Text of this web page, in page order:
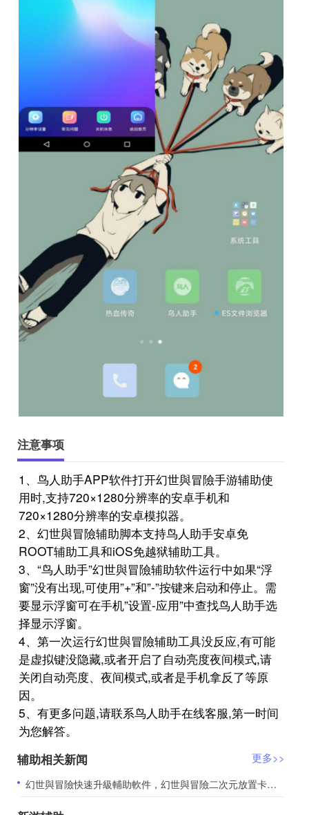
注意事项
1、鸟人助手APP软件打开幻世與冒險手游辅助使
用时,支持720×1280分辨率的安卓手机和
720×1280分辨率的安卓模拟器。
2、幻世與冒險辅助脚本支持鸟人助手安卓免
ROOT辅助工具和iOS免越狱辅助工具。
3、“鸟人助手”幻世與冒險辅助软件运行中如果“浮
窗”没有出现,可使用”+”和”-”按键来启动和停止。需
要显示浮窗可在手机”设置-应用”中查找鸟人助手选
择显示浮窗。
4、第一次运行幻世與冒險辅助工具没反应,有可能
是虚拟键没隐藏,或者开启了自动亮度夜间模式,请
关闭自动亮度、夜间模式,或者是手机拿反了等原
因。
5、有更多问题,请联系鸟人助手在线客服,第一时间
为您解答。
辅助相关新闻
更多>>
​幻世與冒險快速升級輔助軟件，幻世與冒險二次元放置卡牌rpg遊戲